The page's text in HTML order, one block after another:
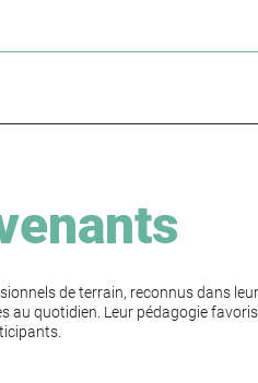
de terrain, reconnus dans
au quotidien. Leur pédagogie